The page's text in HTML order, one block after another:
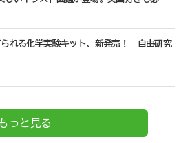
られる化学実験キット、新発売！ 自由研究
っと見る